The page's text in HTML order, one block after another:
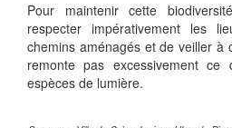
Pour maintenir cette
respecter impérativement les
chemins aménagés et de veiller
remonte pas excessivement
espèces de lumière.